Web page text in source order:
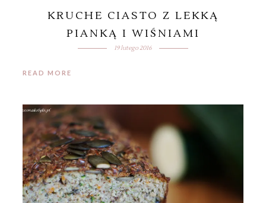
KRUCHE CIASTO Z LEKKĄ
PIANKĄ I WIŚNIAMI
19 lutego 2016
READ MORE